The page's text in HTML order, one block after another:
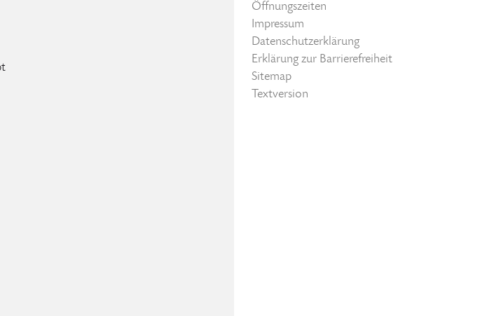
Öffnungszeiten
Impressum
Datenschutzerklärung
Erklärung zur Barrierefreiheit
Sitemap
Textversion